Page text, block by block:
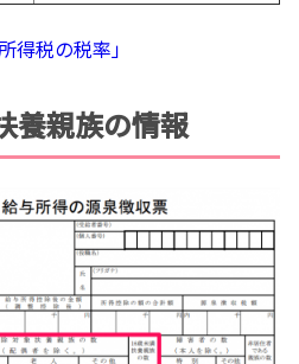
得税の税率」
養親族の情報